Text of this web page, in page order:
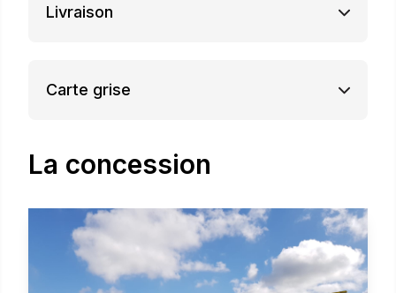
Livraison
Carte grise
La concession